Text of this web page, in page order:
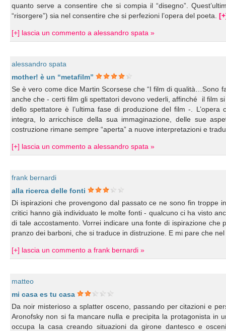
quanto serve a consentire che si compia il “disegno”.
“risorgere”) sia nel consentire che si perfezioni l’opera del poeta.
[+] lascia un commento a alessandro spata »
alessandro spata
mother! è un “metafilm”
Se è vero come dice Martin Scorsese che “I film di qualità…Sono
anche che - certi film gli spettatori devono vederli, affinché il film
dello spettatore è l’ultima fase di produzione del film -.
integra, lo arricchisce della sua immaginazione, delle sue
costruzione rimane sempre “aperta” a nuove interpretazioni e
[+] lascia un commento a alessandro spata »
frank bernardi
alla ricerca delle fonti
Di ispirazioni che provengono dal passato ce ne sono fin troppe
critici hanno già individuato le molte fonti - qualcuno ci ha visto
di tale accostamento. Vorrei indicare una fonte di ispirazione
pranzo dei barboni, che si traduce in distruzione. E mi pare che
[+] lascia un commento a frank bernardi »
matteo
mi casa es tu casa
Da noir misterioso a splatter osceno, passando per citazioni e
Aronofsky non si fa mancare nulla e precipita la protagonista in
occupa la casa creando situazioni da girone dantesco e